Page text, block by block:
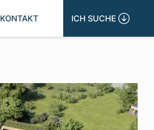
KONTAKT ICH SUCHE 